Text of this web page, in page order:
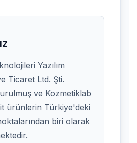
Yazılım
Ticaret Ltd. Şti.
ve Kozmetiklab
ürünlerin Türkiye'deki
biri olarak